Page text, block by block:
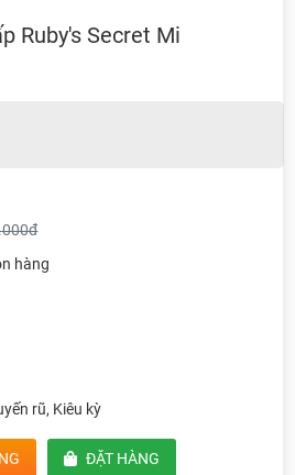
Ruby's Secret Mi
hàng
rũ, Kiêu kỳ
ĐẶT HÀNG